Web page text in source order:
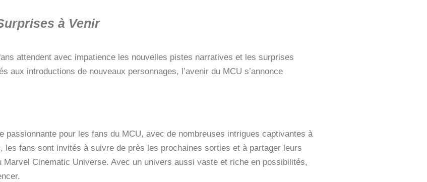
à Venir
attendent avec impatience les nouvelles pistes narratives et les surprises
aux introductions de nouveaux personnages, l’avenir du MCU s’annonce
passionnante pour les fans du MCU, avec de nombreuses intrigues captivantes à
fans sont invités à suivre de près les prochaines sorties et à partager leurs
Marvel Cinematic Universe. Avec un univers aussi vaste et riche en possibilités,